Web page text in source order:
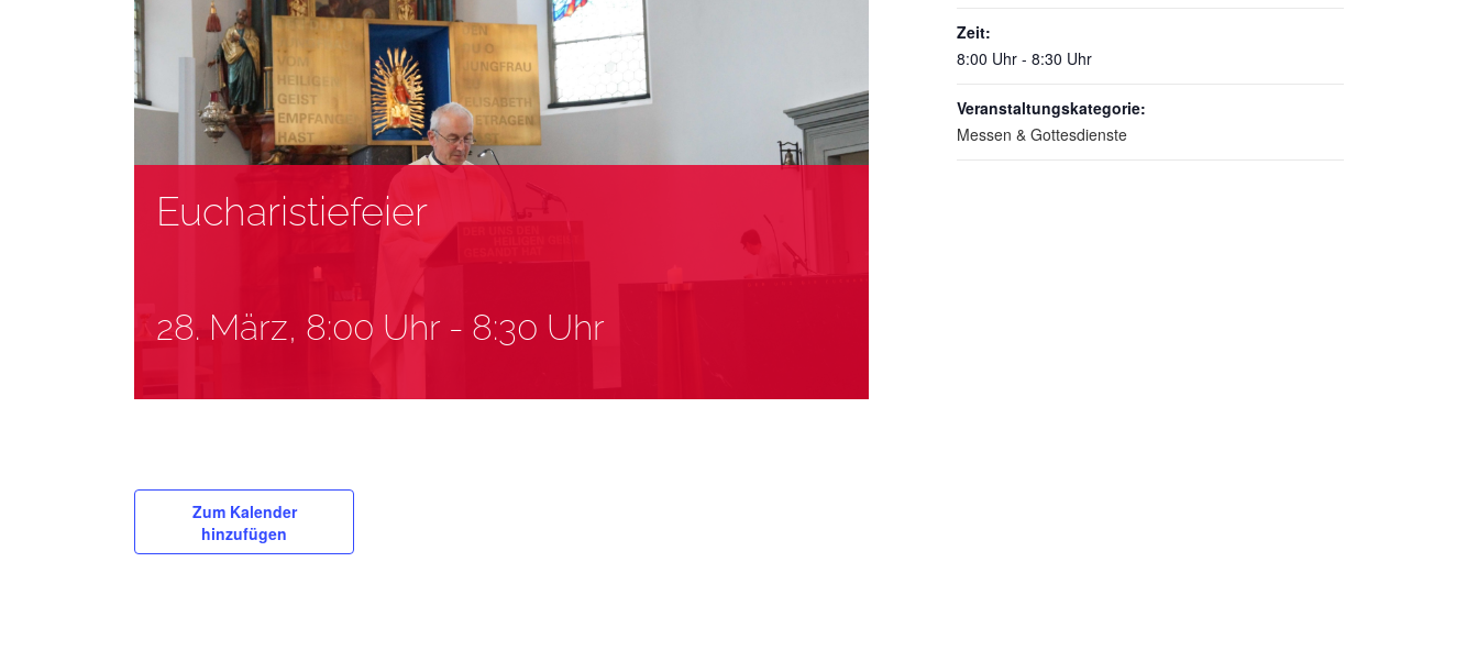
Eucharistiefeier
28. März, 8:00 Uhr - 8:30 Uhr
Zum Kalender
hinzufügen
Zeit:
8:00 Uhr - 8:30 Uhr
Veranstaltungskategorie:
Messen & Gottesdienste